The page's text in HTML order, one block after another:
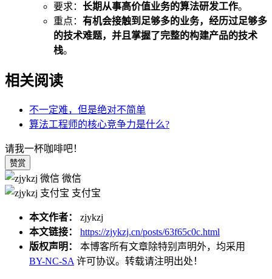
要求： 长期从事高价值业务的算法研发工作。
重点： 有机会接触到足够多的业务，经历过足够多
的技术难题，并且掌握了完整的构建产品的技术
栈。
相关阅读
不一定难，但是绝对不简单
算法工程师的核心竞争力是什么?
请我一杯咖啡吧！
赞赏
微信
支付宝
本文作者： zjykzj
本文链接：
https://zjykzj.cn/posts/63f65c0c.html
版权声明： 本博客所有文章除特别声明外，均采用
BY-NC-SA许可协议。转载请注明出处！